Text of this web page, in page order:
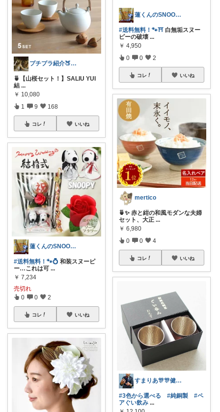
プチプラ紹介🍑momo
🍵【山桜セット！】SALIU YUI
結 ...
￥ 10,080
1 9 168
コレ いいね
蓮くんのSNOOPYおすすめROOM
#送料無料！🐾💍 和装スヌーピ
ー…これは可 ...
￥ 7,234
売切れ
0 0 2
コレ いいね
蓮くんのSNOOPYおすすめROOM
#送料無料！🐾⛩️ 白無垢スヌー
ピーの破壊 ...
￥ 4,950
0 0 2
コレ いいね
mertico
🍵✨ 赤と紺の和風モダンな夫婦
セット、大正 ...
￥ 6,980
0 0 4
コレ いいね
すまりあ🎊🎊健康志向男性💐
#3色から選べる #純銅製
#ペ
アぐい飲み ...